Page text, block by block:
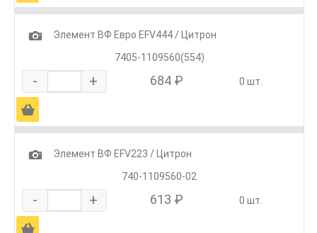
1
Элемент ВФ Евро EFV444 / Цитрон
7405-1109560(554)
- + 684 ₽ 0 шт.
Ä
1
Элемент ВФ EFV223 / Цитрон
740-1109560-02
- + 613 ₽ 0 шт.
Ä